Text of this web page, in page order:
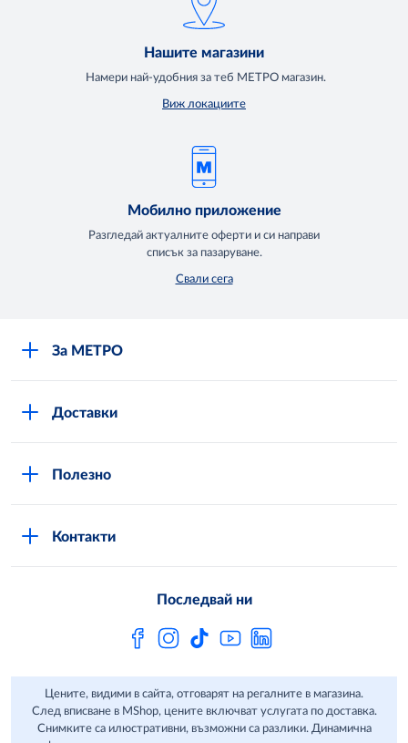
Нашите магазини
Намери най-удобния за теб МЕТРО магазин.
Виж локациите
Мобилно приложение
Разгледай актуалните оферти и си направи
списък за пазаруване.
Свали сега
За МЕТРО
METRO AG
Доставки
Полезно
Контакти
Последвай ни
Цените, видими в сайта, отговарят на регалните в магазина.
След вписване в MShop, цените включват услугата по доставка.
Снимките са илюстративни, възможни са разлики. Динамична